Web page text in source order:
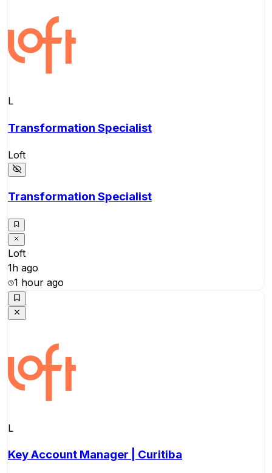
L
Transformation Specialist
Loft
Transformation Specialist
Loft
1h ago
1 hour ago
L
Key Account Manager | Curitiba